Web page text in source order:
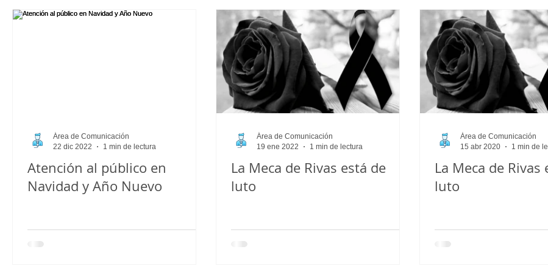
Aficionado_Femenino Cadete_Masculino Club Juvenil_Masculino
Atención al público en
Navidad y Año Nuevo
Área de Comunicación
22 dic 2022
1 min de lectura
La Meca de Rivas está de
luto
Área de Comunicación
19 ene 2022
1 min de lectura
La Meca de Rivas
luto
Área de Comunicación
15 abr 2020
1 min de